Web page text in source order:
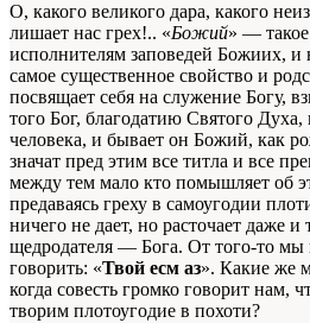
О, какого великого дара, какого
лишает нас грех!.. «Божий» — такое
исполнителям заповедей Божиих, и
самое существенное свойство и
посвящает себя на служение Богу,
того Бог, благодатию Святого Духа,
человека, и бывает он Божий, как
значат пред этим все титла и все
между тем мало кто помышляет об
предаваясь греху в самоугодии
ничего не дает, но расточает даже и
щедродателя — Бога. От того-то мы
говорить: «Твой есм аз». Какие же
когда совесть громко говорит нам,
творим плотоугодие в похоти?